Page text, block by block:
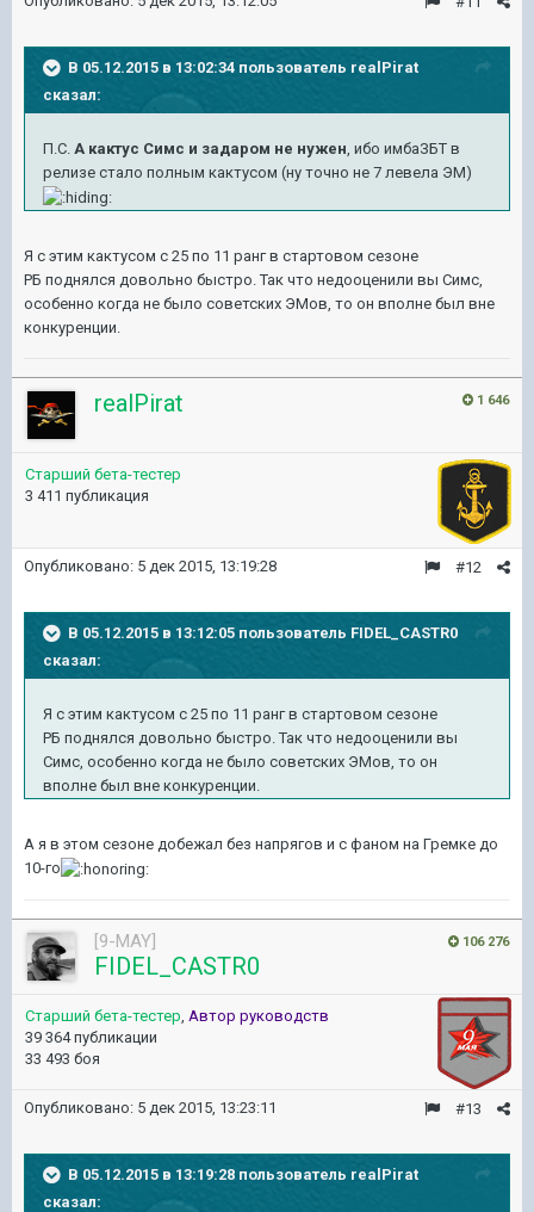
В 05.12.2015 в 13:02:34 пользователь realPirat
сказал:
П.С. А кактус Симс и задаром не нужен, ибо имбаЗБТ в
релизе стало полным кактусом (ну точно не 7 левела ЭМ)
Я с этим кактусом с 25 по 11 ранг в стартовом сезоне
РБ поднялся довольно быстро. Так что недооценили вы Симс,
особенно когда не было советских ЭМов, то он вполне был вне
конкуренции.
1 646
realPirat
Старший бета-тестер
3 411 публикация
#12
Опубликовано: 5 дек 2015, 13:19:28
В 05.12.2015 в 13:12:05 пользователь FIDEL_CASTR0
сказал:
Я с этим кактусом с 25 по 11 ранг в стартовом сезоне
РБ поднялся довольно быстро. Так что недооценили вы
Симс, особенно когда не было советских ЭМов, то он
вполне был вне конкуренции.
А я в этом сезоне добежал без напрягов и с фаном на Гремке до
10-го
106 276
[9-MAY]
FIDEL_CASTR0
Старший бета-тестер, Автор руководств
39 364 публикации
33 493 боя
#13
Опубликовано: 5 дек 2015, 13:23:11
В 05.12.2015 в 13:19:28 пользователь realPirat
сказал: